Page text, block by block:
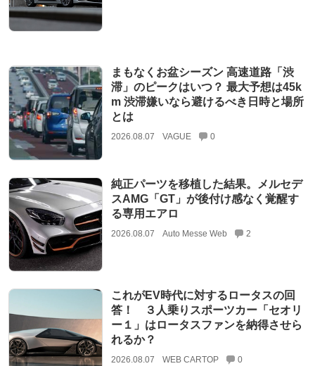
まもなくお盆シーズン 高速道路「渋
滞」のピークはいつ？ 最大予想は45k
m 渋滞嫌いなら避けるべき日時と場所
とは
2026.08.07 VAGUE 0
純正パーツを移植した結果。メルセデ
スAMG「GT」が後付け感なく覚醒す
る専用エアロ
2026.08.07 Auto Messe Web 2
これがEV時代に対するロータスの回
答！ ３人乗りスポーツカー「セオリ
ー１」はロータスファンを納得させら
れるか？
2026.08.07 WEB CARTOP 0